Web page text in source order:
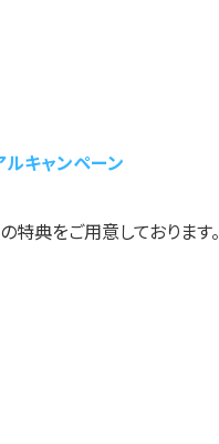
キャンペーン
典をご用意しております。